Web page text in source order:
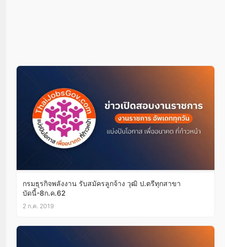
กรมธุรกิจพลังงาน รับสมัครลูกจ้าง วุฒิ ป.ตรีทุกสาขา
บัดนี้-8ก.ค.62
2 ก.ค. 2019